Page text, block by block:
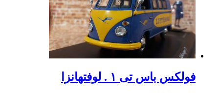
فولکس باس تی ۱ . لوفتهانزا